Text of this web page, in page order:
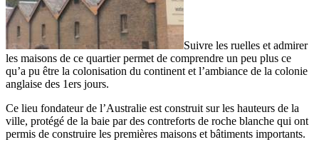
Suivre les ruelles et admirer
les maisons de ce quartier permet de comprendre un peu plus ce
qu’a pu être la colonisation du continent et l’ambiance de la colonie
anglaise des 1ers jours.
Ce lieu fondateur de l’Australie est construit sur les hauteurs de la
ville, protégé de la baie par des contreforts de roche blanche qui ont
permis de construire les premières maisons et bâtiments importants.